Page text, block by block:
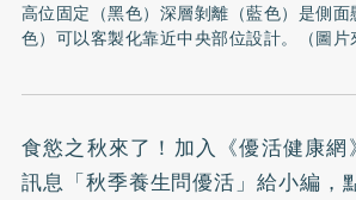
高位固定（黑色）深層剝離（藍色）是側
色）可以客製化靠近中央部位設計。（圖片
食慾之秋來了！加入 《優活健康
訊息「秋季養生問優活」給小編，